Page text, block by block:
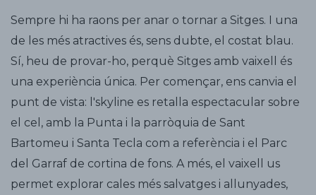
Sempre hi ha raons per anar o tornar a Sitges. I una
de les més atractives és, sens dubte, el costat blau.
Sí, heu de provar-ho, perquè Sitges amb vaixell és
una experiència única. Per començar, ens canvia el
punt de vista: l'skyline es retalla espectacular sobre
el cel, amb la Punta i la parròquia de Sant
Bartomeu i Santa Tecla com a referència i el Parc
del Garraf de cortina de fons. A més, el vaixell us
permet explorar cales més salvatges i allunyades,